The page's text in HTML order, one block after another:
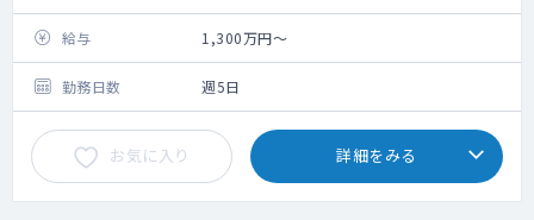
・年間オペ件数 300例程度
整形外科が中心となります。
給与 1,300万円～
勤務日数 週5日
お気に入り 詳細をみる